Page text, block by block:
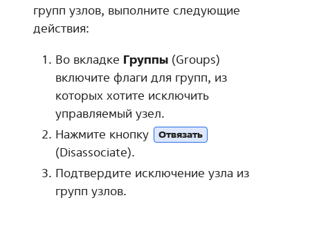
групп узлов, выполните следующие
действия:
Во вкладке Группы (Groups)
включите флаги для групп, из
которых хотите исключить
управляемый узел.
Нажмите кнопку
Отвязать
(Disassociate).
Подтвердите исключение узла из
групп узлов.